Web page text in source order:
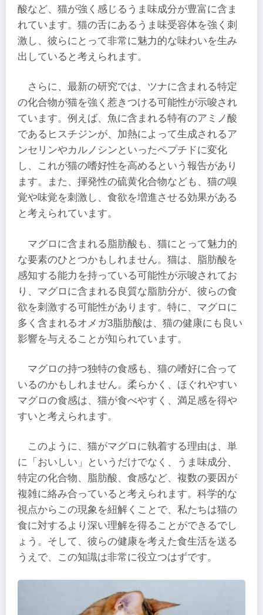
酸など、猫が強く感じるうま味成分が豊富に含ま
れています。猫の舌にあるうま味受容体を強く刺
激し、彼らにとって非常に魅力的な味わいを生み
出していると考えられます。
さらに、最新の研究では、ツナに含まれる特定
の化合物が猫を強く惹きつける可能性が示唆され
ています。例えば、魚に含まれる特有のアミノ酸
であるヒスチジンが、加熱によって生成されるア
ンセリンやカルノシンといったペプチドに変化
し、これが猫の嗜好性を高めるという報告があり
ます。また、揮発性の硫黄化合物なども、猫の嗅
覚や味覚を刺激し、食欲を増進させる効果がある
と考えられています。
マグロに含まれる脂肪酸も、猫にとって魅力的
な要素のひとつかもしれません。猫は、脂肪酸を
感知する能力を持っている可能性が示唆されてお
り、マグロに含まれる良質な脂肪分が、彼らの食
欲を刺激する可能性があります。特に、マグロに
多く含まれるオメガ3脂肪酸は、猫の健康にも良い
影響を与えることが知られています。
マグロの持つ独特の食感も、猫の嗜好に合って
いるのかもしれません。柔らかく、ほぐれやすい
マグロの食感は、猫が食べやすく、満足感を得や
すいと考えられます。
このように、猫がマグロに執着する理由は、単
に「おいしい」というだけでなく、うま味成分、
特定の化合物、脂肪酸、食感など、複数の要因が
複雑に絡み合っていると考えられます。科学的な
視点からこの現象を紐解くことで、私たちは猫の
食に対するより深い理解を得ることができるでし
ょう。そして、彼らの健康を考えた食生活を送る
うえで、この知識は非常に役立つはずです。